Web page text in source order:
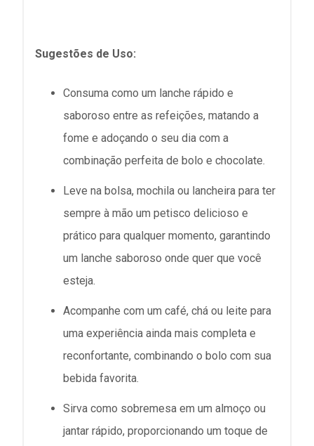
Sugestões de Uso:
Consuma como um lanche rápido e
saboroso entre as refeições, matando a
fome e adoçando o seu dia com a
combinação perfeita de bolo e chocolate.
Leve na bolsa, mochila ou lancheira para ter
sempre à mão um petisco delicioso e
prático para qualquer momento, garantindo
um lanche saboroso onde quer que você
esteja.
Acompanhe com um café, chá ou leite para
uma experiência ainda mais completa e
reconfortante, combinando o bolo com sua
bebida favorita.
Sirva como sobremesa em um almoço ou
jantar rápido, proporcionando um toque de